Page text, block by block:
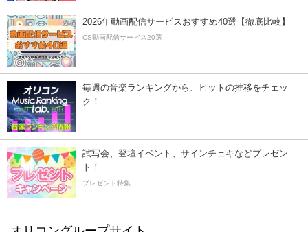
2026年動画配信サービスおすすめ40選【徹底比較】
CS動画配信サービス20選
毎週の音楽ランキングから、ヒットの推移をチェッ
ク！
試写会、登壇イベント、サインチェキなどプレゼン
ト！
プレゼント特集